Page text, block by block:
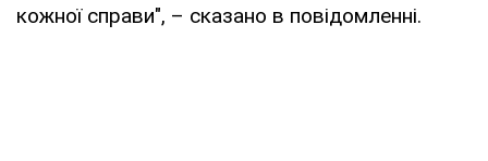
кожної справи", – сказано в повідомленні.